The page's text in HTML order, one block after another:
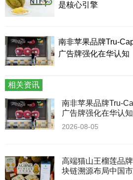
是核心引擎
南非苹果品牌Tru-
广告牌强化在华认知
相关资讯
南非苹果品牌Tru-
广告牌强化在华认知
2026-08-05
高端猫山王榴莲品牌
块链溯源布局中国